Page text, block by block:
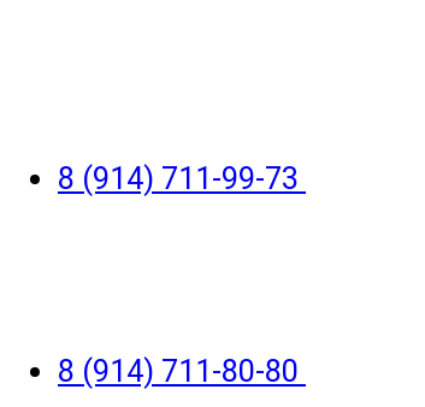
8 (914) 711-99-73
8 (914) 711-80-80